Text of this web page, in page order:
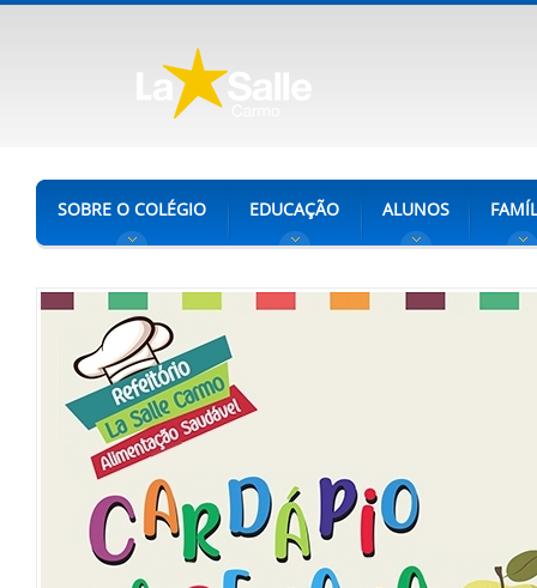
SOBRE O COLÉGIO EDUCAÇÃO ALUNOS